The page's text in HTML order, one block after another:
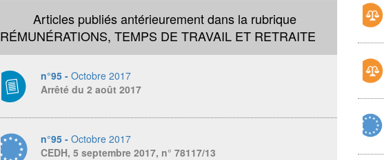
Articles publiés antérieurement dans la rubrique
RÉMUNÉRATIONS, TEMPS DE TRAVAIL ET RETRAITE
n°95 - Octobre 2017
Arrêté du 2 août 2017
n°95 - Octobre 2017
CEDH, 5 septembre 2017, n° 78117/13